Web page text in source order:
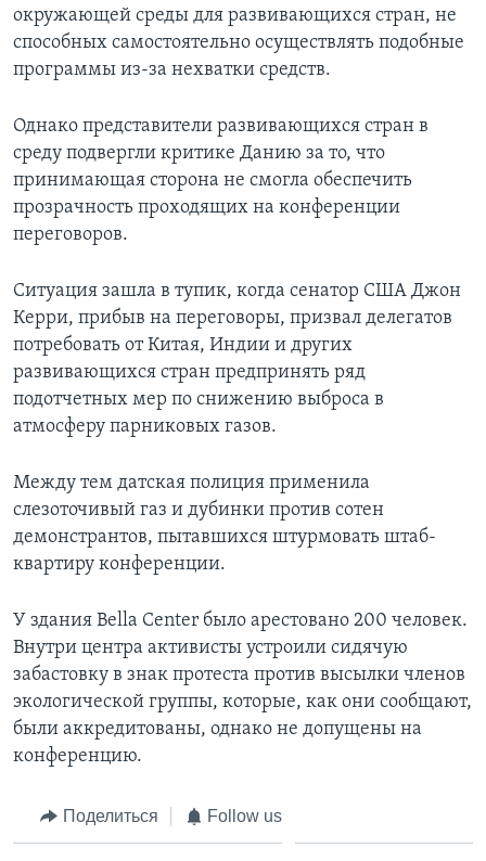
окружающей среды для развивающихся стран, не
способных самостоятельно осуществлять подобные
программы из-за нехватки средств.
Однако представители развивающихся стран в
среду подвергли критике Данию за то, что
принимающая сторона не смогла обеспечить
прозрачность проходящих на конференции
переговоров.
Ситуация зашла в тупик, когда сенатор США Джон
Керри, прибыв на переговоры, призвал делегатов
потребовать от Китая, Индии и других
развивающихся стран предпринять ряд
подотчетных мер по снижению выброса в
атмосферу парниковых газов.
Между тем датская полиция применила
слезоточивый газ и дубинки против сотен
демонстрантов, пытавшихся штурмовать штаб-
квартиру конференции.
У здания Bella Center было арестовано 200 человек.
Внутри центра активисты устроили сидячую
забастовку в знак протеста против высылки членов
экологической группы, которые, как они сообщают,
были аккредитованы, однако не допущены на
конференцию.
Поделиться Follow us